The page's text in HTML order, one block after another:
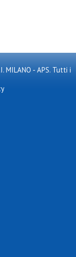
MILANO - APS. Tutti i